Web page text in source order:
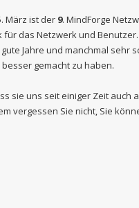
März ist der 9. MindForge
das Netzwerk und
Jahre und manchmal sehr
gemacht zu haben.
sie uns seit einiger Zeit auch
vergessen Sie nicht, Sie